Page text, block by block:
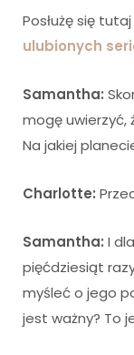
Posłużę się
ulubionych
Samantha:
mogę uwierzyć,
Na jakiej
Charlotte:
Samantha: I
pięćdziesiąt
myśleć o jego
jest ważny? To